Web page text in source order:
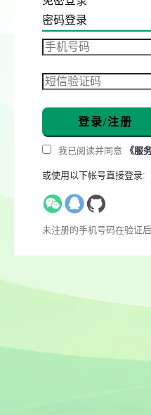
密码登录
登录/注册
我已阅读并同意 《服
或使用以下帐号直接登录:
未注册的手机号码在验证后